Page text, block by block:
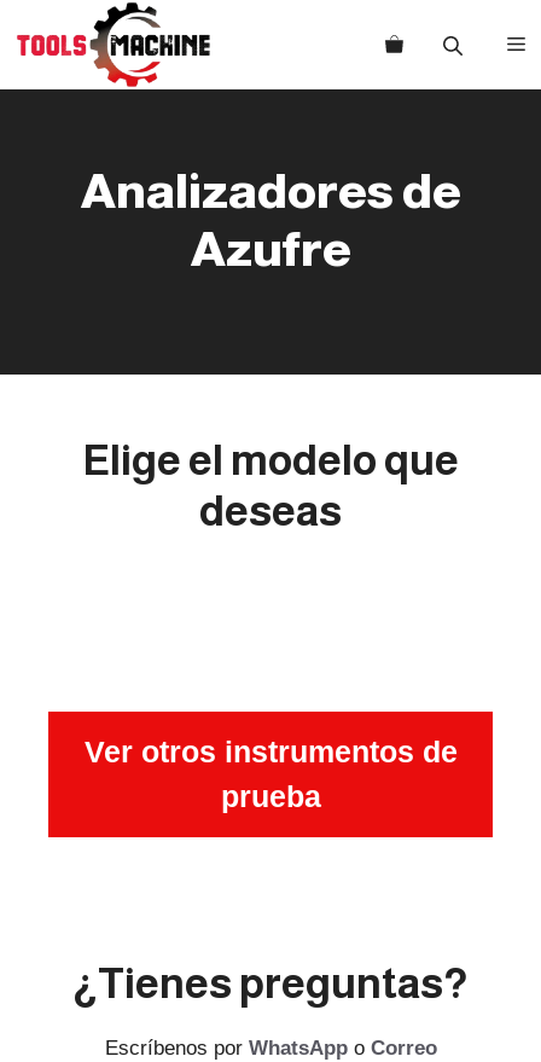
Analizadores de
Azufre
Elige el modelo que
deseas
Ver otros instrumentos de
prueba
¿Tienes preguntas?
Escríbenos por WhatsAppo Correo